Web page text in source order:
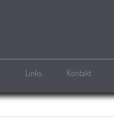
Links Kontakt